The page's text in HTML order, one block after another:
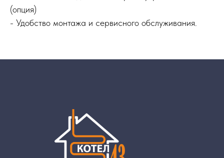
(опция)
- Удобство монтажа и сервисного обслуживания.